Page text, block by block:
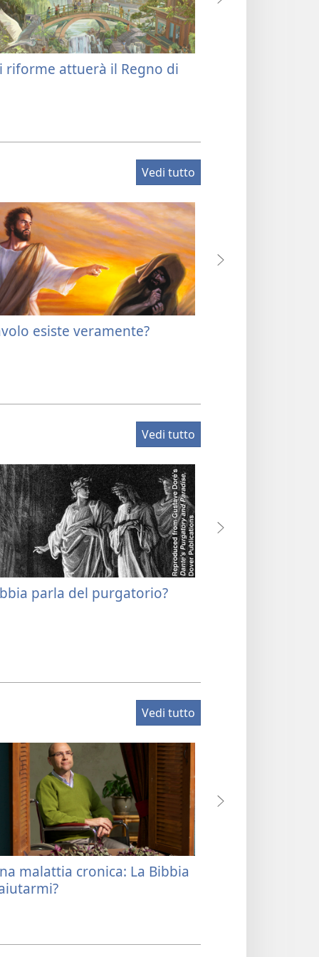
riforme attuerà il Regno di
Vedi tutto
esiste veramente?
Vedi tutto
parla del purgatorio?
Vedi tutto
malattia cronica: La Bibbia